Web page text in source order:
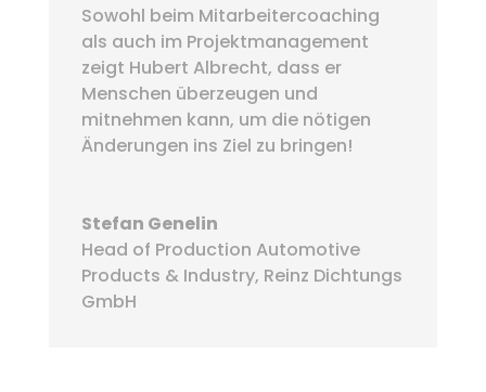
Sowohl beim Mitarbeitercoaching
als auch im Projektmanagement
zeigt Hubert Albrecht, dass er
Menschen überzeugen und
mitnehmen kann, um die nötigen
Änderungen ins Ziel zu bringen!
Stefan Genelin
Head of Production Automotive
Products & Industry, Reinz Dichtungs
GmbH